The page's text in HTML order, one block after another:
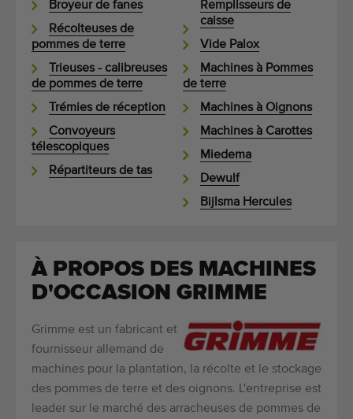
Broyeur de fanes
Récolteuses de
pommes de terre
Trieuses - calibreuses
de pommes de terre
Trémies de réception
Convoyeurs
télescopiques
Répartiteurs de tas
Remplisseurs de
caisse
Vide Palox
Machines à Pommes
de terre
Machines à Oignons
Machines à Carottes
Miedema
Dewulf
Bijlsma Hercules
À PROPOS DES MACHINES
D'OCCASION GRIMME
Grimme est un fabricant et
fournisseur allemand de
machines pour la plantation, la récolte et le stockage
des pommes de terre et des oignons. L'entreprise est
leader sur le marché des arracheuses de pommes de